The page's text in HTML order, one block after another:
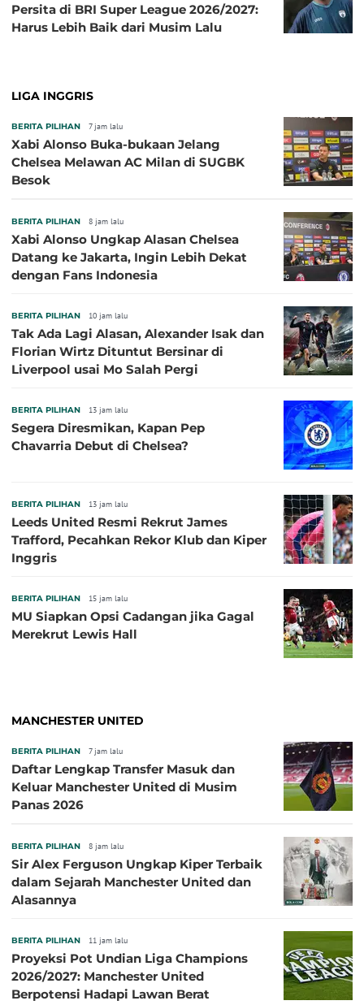
Persita di BRI Super League 2026/2027:
Harus Lebih Baik dari Musim Lalu
LIGA INGGRIS
BERITA PILIHAN 7 jam lalu
Xabi Alonso Buka-bukaan Jelang
Chelsea Melawan AC Milan di SUGBK
Besok
BERITA PILIHAN 8 jam lalu
Xabi Alonso Ungkap Alasan Chelsea
Datang ke Jakarta, Ingin Lebih Dekat
dengan Fans Indonesia
BERITA PILIHAN 10 jam lalu
Tak Ada Lagi Alasan, Alexander Isak dan
Florian Wirtz Dituntut Bersinar di
Liverpool usai Mo Salah Pergi
BERITA PILIHAN 13 jam lalu
Segera Diresmikan, Kapan Pep
Chavarria Debut di Chelsea?
BERITA PILIHAN 13 jam lalu
Leeds United Resmi Rekrut James
Trafford, Pecahkan Rekor Klub dan Kiper
Inggris
BERITA PILIHAN 15 jam lalu
MU Siapkan Opsi Cadangan jika Gagal
Merekrut Lewis Hall
MANCHESTER UNITED
BERITA PILIHAN 7 jam lalu
Daftar Lengkap Transfer Masuk dan
Keluar Manchester United di Musim
Panas 2026
BERITA PILIHAN 8 jam lalu
Sir Alex Ferguson Ungkap Kiper Terbaik
dalam Sejarah Manchester United dan
Alasannya
BERITA PILIHAN 11 jam lalu
Proyeksi Pot Undian Liga Champions
2026/2027: Manchester United
Berpotensi Hadapi Lawan Berat